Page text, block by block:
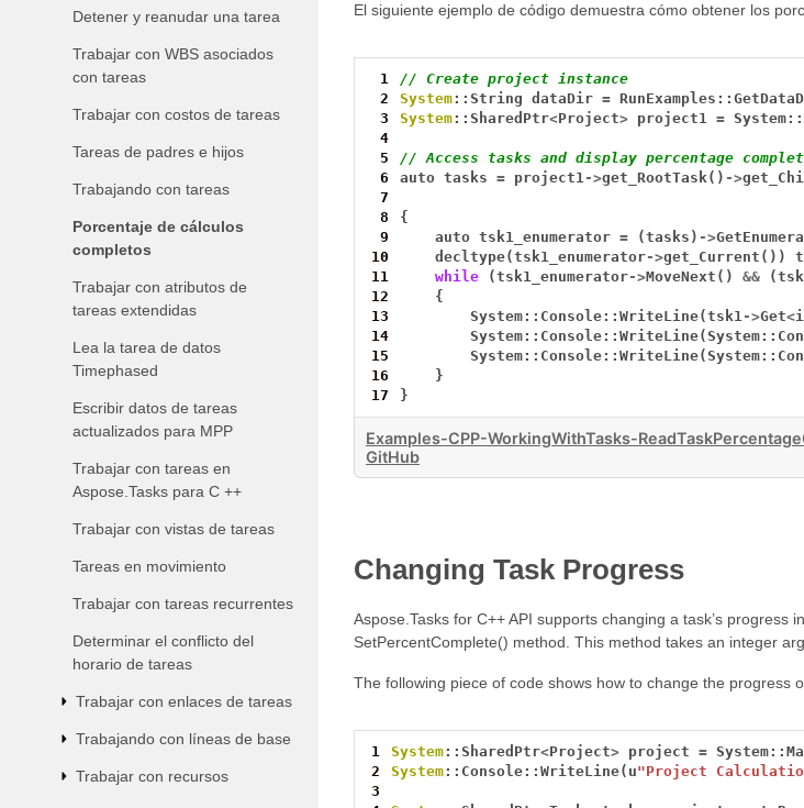
Detener y reanudar una tarea
Trabajar con WBS asociados
con tareas
Trabajar con costos de tareas
Tareas de padres e hijos
Trabajando con tareas
Porcentaje de cálculos
completos
Trabajar con atributos de
tareas extendidas
Lea la tarea de datos
Timephased
Escribir datos de tareas
actualizados para MPP
Trabajar con tareas en
Aspose.Tasks para C ++
Trabajar con vistas de tareas
Tareas en movimiento
Trabajar con tareas recurrentes
Determinar el conflicto del
horario de tareas
Trabajar con enlaces de tareas
Trabajando con líneas de base
Trabajar con recursos
El siguiente ejemplo de código demuestra cómo obtener los
1
// Create project instance
2
System::String dataDir =
3
System::SharedPtr<Project> project1 =
4
5
// Access tasks and display percentage
6
auto tasks = project1->get_RootTask() ->
7
8
{
9
auto tsk1_enumerator = (tasks) ->
10
decltype(tsk1_enumerator->get_Current())
11
while (tsk1_enumerator->MoveNext() &&
12
{
13
System::Console::WriteLine(tsk1->Get<
14
15
16
}
17
}
Examples-CPP-WorkingWithTasks-
GitHub
Changing Task Progress
Aspose.Tasks for C++ API supports changing a task’s
SetPercentComplete() method. This method takes an integer
The following piece of code shows how to change the progress
1 System::SharedPtr<Project> project =
2
System::Console::WriteLine(u"Project
3